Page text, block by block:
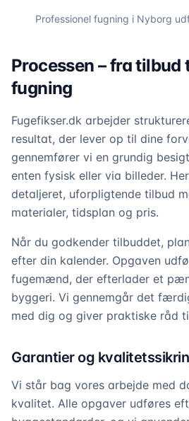
Professionel fugning i Nyborg
Processen – fra
fugning
Fugefikser.dk arbejder
resultat, der lever op til dine
gennemfører vi en grundig
enten fysisk eller via billeder.
detaljeret, uforpligtende tilbud
materialer, tidsplan og pris.
Når du godkender tilbuddet,
efter din kalender. Opgaven
fugemænd, der efterlader et
byggeri. Vi gennemgår det
med dig og giver praktiske råd
Garantier og
Vi står bag vores arbejde med
kvalitet. Alle opgaver udføres